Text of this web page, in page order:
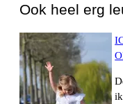
Ook heel erg